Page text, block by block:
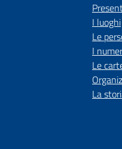
I luoghi
Le
I
Le
La